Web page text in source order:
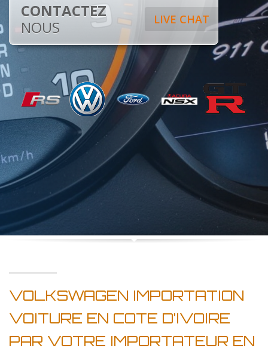
LIVE CHAT
CONTACTEZ
NOUS
VOLKSWAGEN IMPORTATION
VOITURE EN COTE D’IVOIRE
PAR VOTRE IMPORTATEUR EN